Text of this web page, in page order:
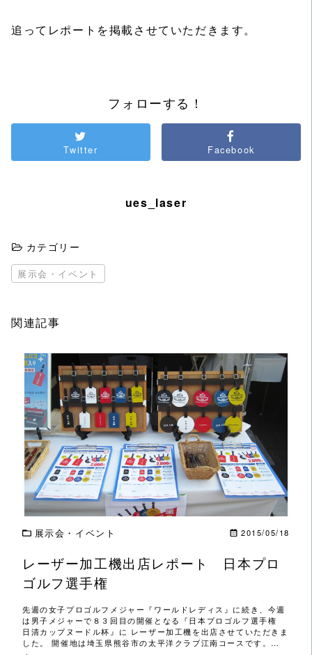
追ってレポートを掲載させていただきます。
フォローする！
Twitter Facebook
ues_laser
カテゴリー
展示会・イベント
関連記事
この記事を読む
展示会・イベント 2015/05/18
レーザー加工機出店レポート 日本プロ
ゴルフ選手権
先週の女子プロゴルフメジャー『ワールドレディス』に続き、今週
は男子メジャーで８３回目の開催となる『日本プロゴルフ選手権
日清カップヌードル杯』に レーザー加工機を出店させていただきま
した。 開催地は埼玉県熊谷市の太平洋クラブ江南コースです。…